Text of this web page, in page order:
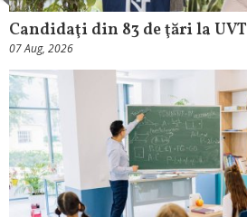
Candidaţi din 83 de ţări la UVT
07 Aug, 2026